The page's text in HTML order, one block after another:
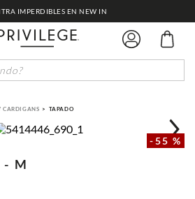
IMPERDIBLES EN NEW IN
CARDIGANS TAPADO
-55 %
- M